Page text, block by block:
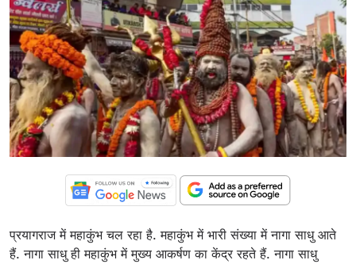
प्रयागराज में महाकुंभ चल रहा है. महाकुंभ में भारी संख्या में नागा साधु आते
हैं. नागा साधु ही महाकुंभ में मुख्य आकर्षण का केंद्र रहते हैं. नागा साधु